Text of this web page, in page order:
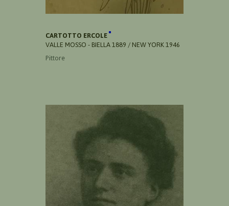
CARTOTTO ERCOLE
VALLE MOSSO - BIELLA 1889 / NEW YORK 1946
Pittore